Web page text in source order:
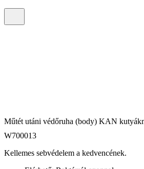
Műtét utáni védőruha (body) KAN
W700013
Kellemes sebvédelem a kedvencének.